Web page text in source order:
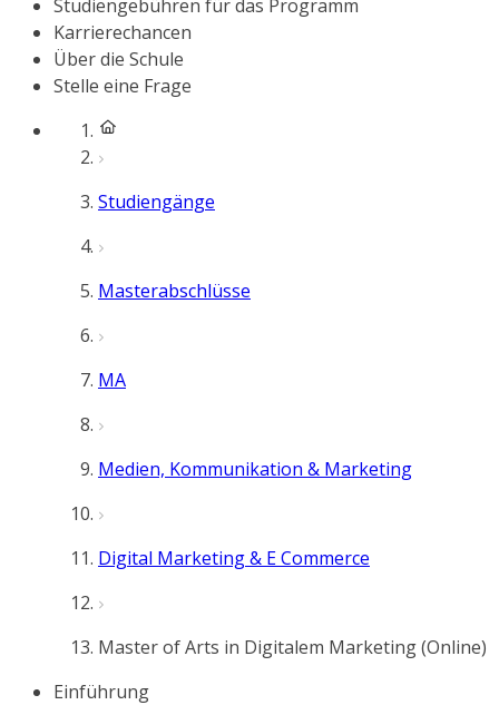
Studiengebühren für das Programm
Karrierechancen
Über die Schule
Stelle eine Frage
Studiengänge
Masterabschlüsse
MA
Medien, Kommunikation & Marketing
Digital Marketing & E Commerce
Master of Arts in Digitalem Marketing (Online)
Einführung